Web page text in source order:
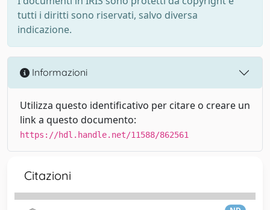
tutti i diritti sono riservati, salvo diversa
indicazione.
Informazioni
Utilizza questo identificativo per citare o creare un
link a questo documento:
https://hdl.handle.net/11588/862561
Citazioni